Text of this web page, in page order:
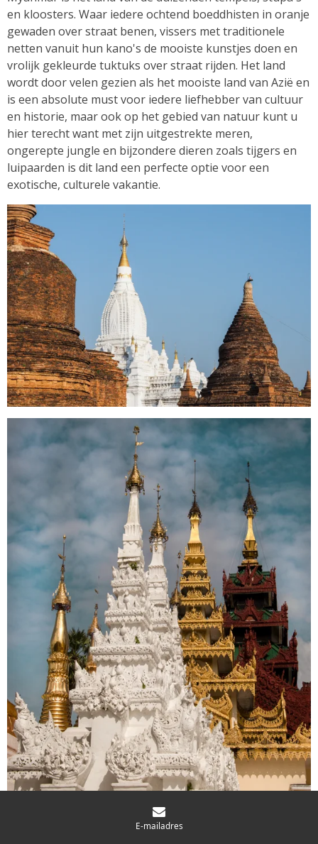
en kloosters. Waar iedere ochtend boeddhisten in oranje
gewaden over straat benen, vissers met traditionele
netten vanuit hun kano's de mooiste kunstjes doen en
vrolijk gekleurde tuktuks over straat rijden. Het land
wordt door velen gezien als het mooiste land van Azië en
is een absolute must voor iedere liefhebber van cultuur
en historie, maar ook op het gebied van natuur kunt u
hier terecht want met zijn uitgestrekte meren,
ongerepte jungle en bijzondere dieren zoals tijgers en
luipaarden is dit land een perfecte optie voor een
exotische, culturele vakantie.
E-mailadres